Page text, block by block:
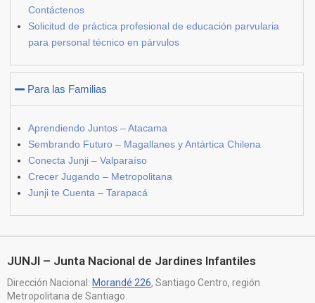
Contáctenos
Solicitud de práctica profesional de educación parvularia
para personal técnico en párvulos
Para las Familias
Aprendiendo Juntos – Atacama
Sembrando Futuro – Magallanes y Antártica Chilena
Conecta Junji – Valparaíso
Crecer Jugando – Metropolitana
Junji te Cuenta – Tarapacá
JUNJI – Junta Nacional de Jardines Infantiles
Dirección Nacional: Morandé 226, Santiago Centro, región
Metropolitana de Santiago.